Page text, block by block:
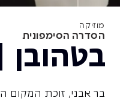
מוזיקה
הסדרה הסימפונית
בטהובן
בר אבני, זוכת המקום